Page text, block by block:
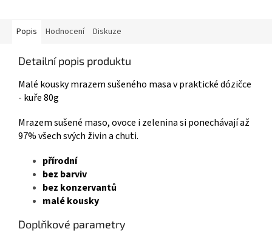
Popis Hodnocení Diskuze
Detailní popis produktu
Malé kousky mrazem sušeného masa v praktické dózičce
- kuře 80g
Mrazem sušené maso, ovoce i zelenina si ponechávají až
97% všech svých živin a chuti.
přírodní
bez barviv
bez konzervantů
malé kousky
Doplňkové parametry